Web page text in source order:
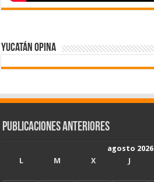
Yucatán Opina
Publicaciones Anteriores
agosto 2026
L
M X J